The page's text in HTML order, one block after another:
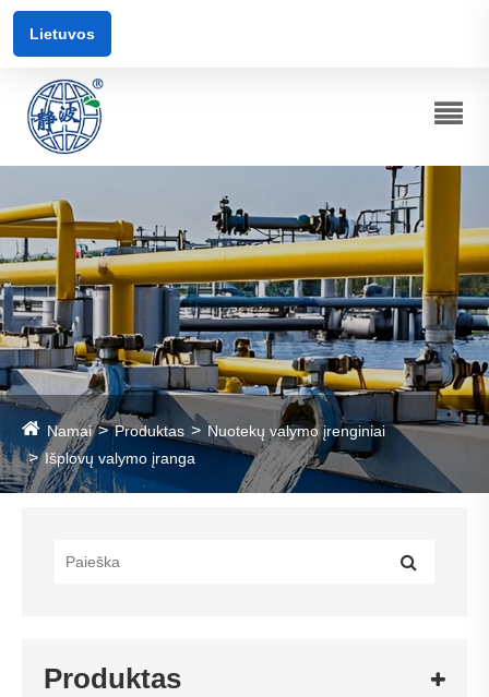
Lietuvos
Namai Produktas
Nuotekų valymo įrenginiai
Išplovų valymo įranga
Produktas